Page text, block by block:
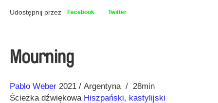
Udostępnij przez Facebook Twitter
Mourning
Reżyseria
Pablo Weber
Rok 2021 Argentyna
28min
Ścieżka dźwiękowa Hiszpański, kastylijski